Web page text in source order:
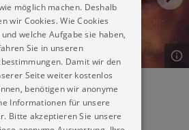
(AT)
möglich machen. Deshalb
wir Cookies. Wie Cookies
welche Aufgabe sie haben,
Sie in unseren
Damit wir den
Seite weiter kostenlos
benötigen wir anonyme
Informationen für unsere
Bitte akzeptieren Sie unsere